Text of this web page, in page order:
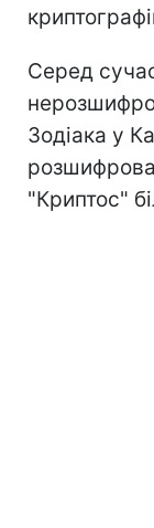
Серед
Зодіака у
"Криптос"